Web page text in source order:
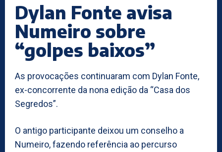
Dylan Fonte avisa
Numeiro sobre
“golpes baixos”
As provocações continuaram com Dylan Fonte,
ex-concorrente da nona edição da “Casa dos
Segredos”.
O antigo participante deixou um conselho a
Numeiro, fazendo referência ao percurso